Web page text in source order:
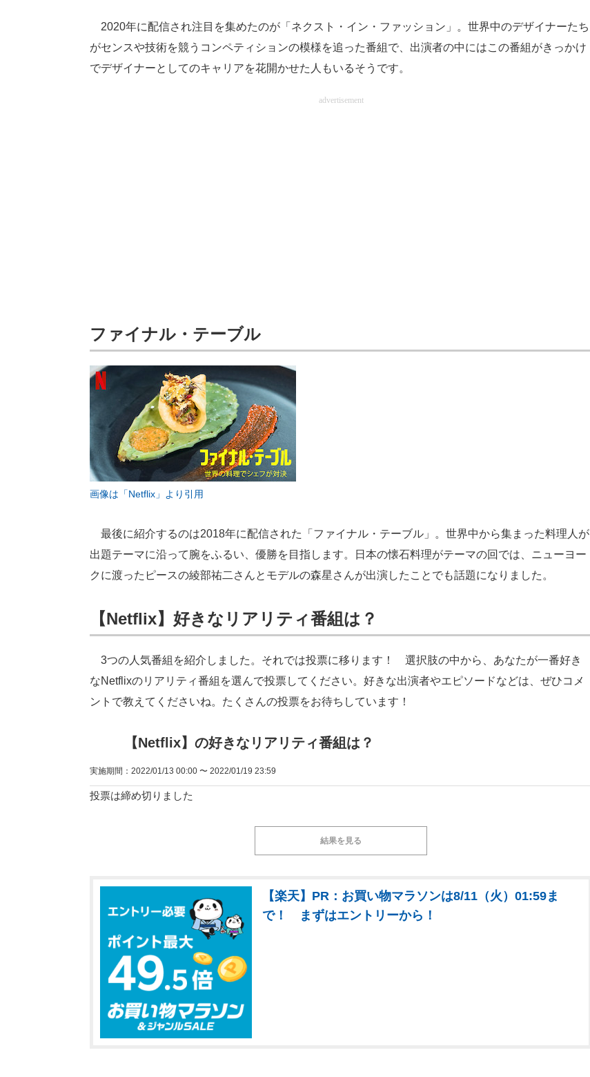
2020年に配信され注目を集めたのが「ネクスト・イン・ファッション」。世界中のデザイナーたち
がセンスや技術を競うコンペティションの模様を追った番組で、出演者の中にはこの番組がきっかけ
でデザイナーとしてのキャリアを花開かせた人もいるそうです。
advertisement
ファイナル・テーブル
画像は「Netflix」より引用
最後に紹介するのは2018年に配信された「ファイナル・テーブル」。世界中から集まった料理人が
出題テーマに沿って腕をふるい、優勝を目指します。日本の懐石料理がテーマの回では、ニューヨー
クに渡ったピースの綾部祐二さんとモデルの森星さんが出演したことでも話題になりました。
【Netflix】好きなリアリティ番組は？
3つの人気番組を紹介しました。それでは投票に移ります！ 選択肢の中から、あなたが一番好き
なNetflixのリアリティ番組を選んで投票してください。好きな出演者やエピソードなどは、ぜひコメ
ントで教えてくださいね。たくさんの投票をお待ちしています！
【Netflix】の好きなリアリティ番組は？
実施期間：2022/01/13 00:00 〜 2022/01/19 23:59
投票は締め切りました
結果を見る
【楽天】PR：お買い物マラソンは8/11（火）01:59ま
で！ まずはエントリーから！